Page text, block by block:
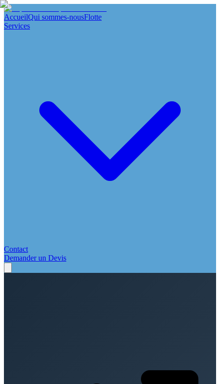
AccueilQui sommes-nousFlotte
Services
Contact
Demander un Devis